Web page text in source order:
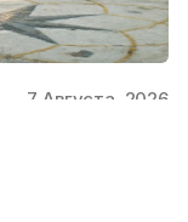
7 Августа, 2026